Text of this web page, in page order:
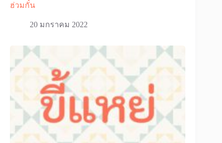
ฮ่วมกั๋น
20 มกราคม 2022